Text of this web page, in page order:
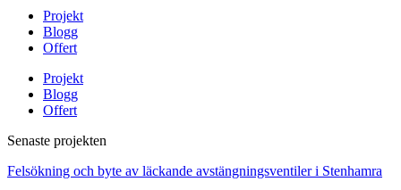
Projekt
Blogg
Offert
Projekt
Blogg
Offert
Senaste projekten
Felsökning och byte av läckande avstängningsventiler i Stenhamra